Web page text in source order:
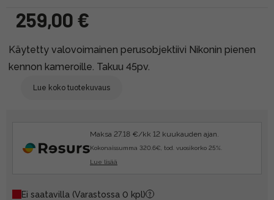
259,00 €
Käytetty valovoimainen perusobjektiivi Nikonin pienen
kennon kameroille. Takuu 45pv.
Lue koko tuotekuvaus
Maksa 27.18 €/kk 12 kuukauden ajan.
Kokonaissumma 320.6€, tod. vuosikorko 25%.
Lue lisää
Ei saatavilla (Varastossa 0 kpl)